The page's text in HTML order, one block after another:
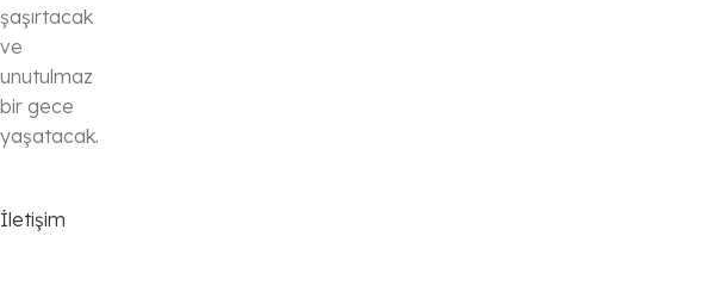
şaşırtacak
ve
unutulmaz
bir gece
yaşatacak.
İletişim